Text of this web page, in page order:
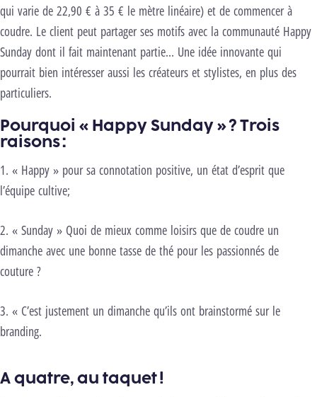
qui varie de 22,90 € à 35 € le mètre linéaire) et de commencer à
coudre. Le client peut partager ses motifs avec la communauté Happy
Sunday dont il fait maintenant partie… Une idée innovante qui
pourrait bien intéresser aussi les créateurs et stylistes, en plus des
particuliers.
Pourquoi « Happy Sunday » ? Trois
raisons :
1. « Happy » pour sa connotation positive, un état d’esprit que
l’équipe cultive;
2. « Sunday » Quoi de mieux comme loisirs que de coudre un
dimanche avec une bonne tasse de thé pour les passionnés de
couture ?
3. « C’est justement un dimanche qu’ils ont brainstormé sur le
branding.
A quatre, au taquet !